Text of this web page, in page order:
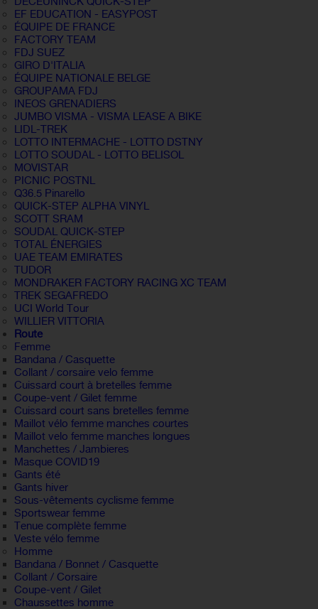
EF EDUCATION - EASYPOST
ÉQUIPE DE FRANCE
FACTORY TEAM
FDJ SUEZ
GIRO D'ITALIA
ÉQUIPE NATIONALE BELGE
GROUPAMA FDJ
INEOS GRENADIERS
JUMBO VISMA - VISMA LEASE A BIKE
LIDL-TREK
LOTTO INTERMACHE - LOTTO DSTNY
LOTTO SOUDAL - LOTTO BELISOL
MOVISTAR
PICNIC POSTNL
Q36.5 Pinarello
QUICK-STEP ALPHA VINYL
SCOTT SRAM
SOUDAL QUICK-STEP
TOTAL ÉNERGIES
UAE TEAM EMIRATES
TUDOR
MONDRAKER FACTORY RACING XC TEAM
TREK SEGAFREDO
UCI World Tour
WILLIER VITTORIA
Route
Femme
Bandana / Casquette
Collant / corsaire velo femme
Cuissard court à bretelles femme
Coupe-vent / Gilet femme
Cuissard court sans bretelles femme
Maillot vélo femme manches courtes
Maillot velo femme manches longues
Manchettes / Jambieres
Masque COVID19
Gants été
Gants hiver
Sous-vêtements cyclisme femme
Sportswear femme
Tenue complète femme
Veste vélo femme
Homme
Bandana / Bonnet / Casquette
Collant / Corsaire
Coupe-vent / Gilet
Chaussettes homme